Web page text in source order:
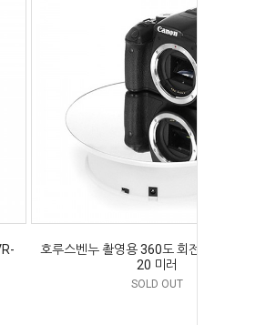
호루스벤누 촬영용 360도 회전 턴테이블 VR-
20 미러
SOLD OUT